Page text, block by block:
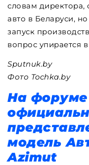
словам директора,
авто в Беларуси,
запуск
вопрос упирается
Sputnuk.by
Фото Tochka.by
На
модель
Azimut